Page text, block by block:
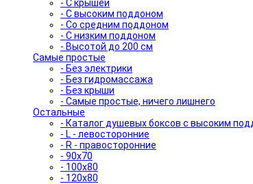
- С крышей
- С высоким поддоном
- Со средним поддоном
- С низким поддоном
- Высотой до 200 см
Самые простые
- Без электрики
- Без гидромассажа
- Без крыши
- Самые простые, ничего лишнего
Остальные
- Каталог душевых боксов с высоким
- L - левосторонние
- R - правосторонние
- 90x70
- 100x80
- 120x80